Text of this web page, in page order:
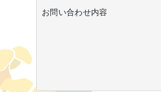
お問い合わせ内容